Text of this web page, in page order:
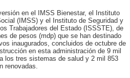
en el IMSS Bienestar, el Instituto
(IMSS) y el Instituto de Seguridad y
Trabajadores del Estado (ISSSTE), de
de pesos (mdp) que se han destinado
inaugurados, concluidos de octubre de
en esta administración de 9 mil
los tres sistemas de salud y 2 mil 853
renovadas.